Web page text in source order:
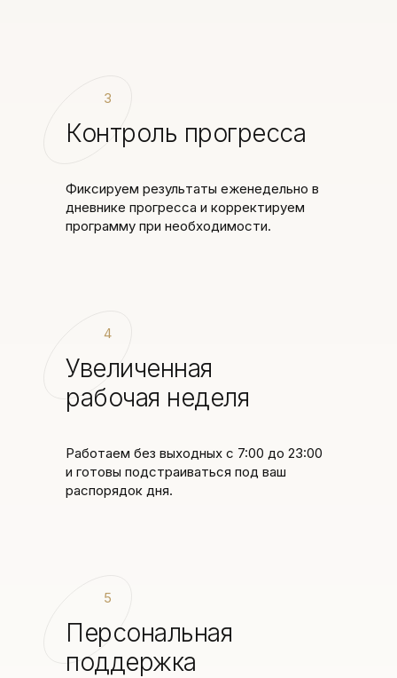
4
Увеличенная
рабочая неделя
Работаем без выходных с 7:00 до 23:00
и готовы подстраиваться под ваш
распорядок дня.
3
Контроль прогресса
Фиксируем результаты еженедельно в
дневнике прогресса и корректируем
программу при необходимости.
5
Персональная
поддержка